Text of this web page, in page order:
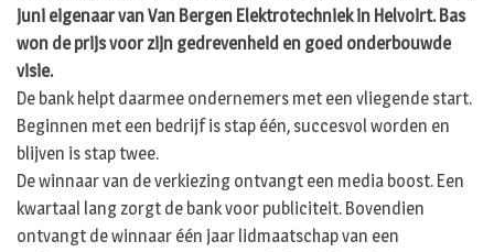
juni eigenaar van Van Bergen Elektrotechniek in Helvoirt. Bas
won de prijs voor zijn gedrevenheid en goed onderbouwde
visie.
De bank helpt daarmee ondernemers met een vliegende start.
Beginnen met een bedrijf is stap één, succesvol worden en
blijven is stap twee.
De winnaar van de verkiezing ontvangt een media boost. Een
kwartaal lang zorgt de bank voor publiciteit. Bovendien
ontvangt de winnaar één jaar lidmaatschap van een